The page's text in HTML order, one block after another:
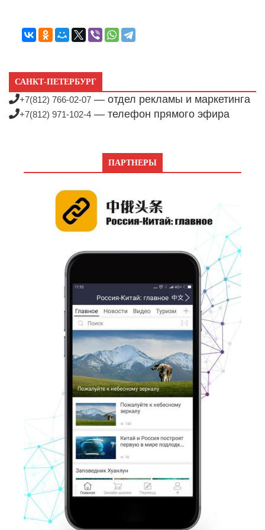
САНКТ-ПЕТЕРБУРГ
+7(812) 766-02-07 — отдел рекламы и маркетинга
+7(812) 971-102-4 — телефон прямого эфира
ПАРТНЕРЫ